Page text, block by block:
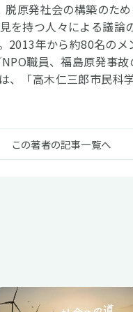
脱原発社会の構築のた
を持つ人々による議論
2013年から約80名の
職員、福島原発事
、「高木仁三郎市民科
この著者の記事一覧へ